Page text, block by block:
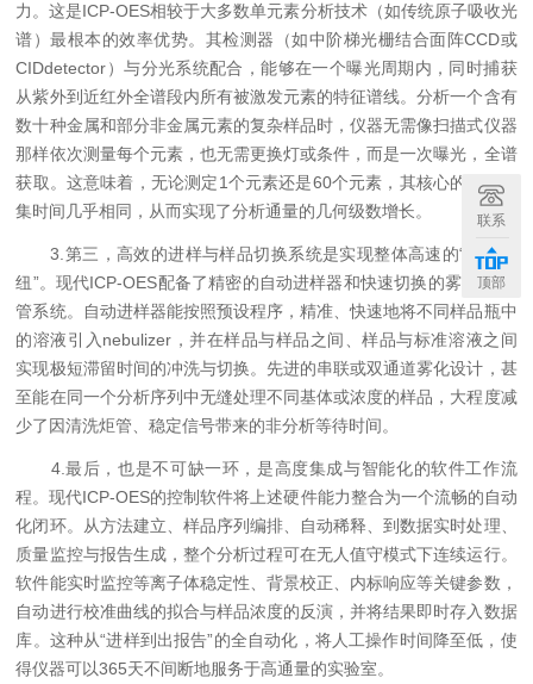
力。这是ICP-OES相较于大多数单元素分析技术（如传统原子吸收光
谱）最根本的效率优势。其检测器（如中阶梯光栅结合面阵CCD或
CIDdetector）与分光系统配合，能够在一个曝光周期内，同时捕获
从紫外到近红外全谱段内所有被激发元素的特征谱线。分析一个含有
数十种金属和部分非金属元素的复杂样品时，仪器无需像扫描式仪器
那样依次测量每个元素，也无需更换灯或条件，而是一次曝光，全谱
获取。这意味着，无论测定1个元素还是60个元素，其核心的数据采
集时间几乎相同，从而实现了分析通量的几何级数增长。
3.第三，高效的进样与样品切换系统是实现整体高速的“交通枢
纽”。现代ICP-OES配备了精密的自动进样器和快速切换的雾化器/炬
管系统。自动进样器能按照预设程序，精准、快速地将不同样品瓶中
的溶液引入nebulizer，并在样品与样品之间、样品与标准溶液之间
实现极短滞留时间的冲洗与切换。先进的串联或双通道雾化设计，甚
至能在同一个分析序列中无缝处理不同基体或浓度的样品，大程度减
少了因清洗炬管、稳定信号带来的非分析等待时间。
4.最后，也是不可缺一环，是高度集成与智能化的软件工作流
程。现代ICP-OES的控制软件将上述硬件能力整合为一个流畅的自动
化闭环。从方法建立、样品序列编排、自动稀释、到数据实时处理、
质量监控与报告生成，整个分析过程可在无人值守模式下连续运行。
软件能实时监控等离子体稳定性、背景校正、内标响应等关键参数，
自动进行校准曲线的拟合与样品浓度的反演，并将结果即时存入数据
库。这种从“进样到出报告”的全自动化，将人工操作时间降至低，使
得仪器可以365天不间断地服务于高通量的实验室。
联系
顶部